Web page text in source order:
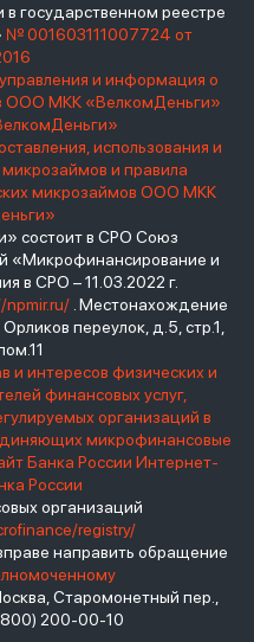
государственном реестре
№ 001603111007724 от
и информация о
ООО МКК «ВелкомДеньги»
использования и
и правила
микрозаймов ООО МКК
состоит в СРО Союз
«Микрофинансирование и
в СРО – 11.03.2022 г.
npmir.ru/. Местонахождение
переулок, д.5, стр.1,
и интересов физических и
финансовых услуг,
организаций в
микрофинансовые
Банка России Интернет-
России
организаций
registry/
направить обращение
Старомонетный пер.,
200-00-10